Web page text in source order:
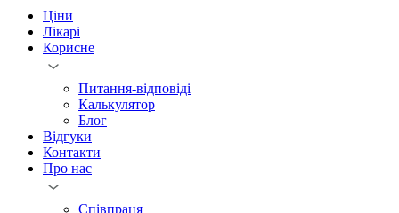
Ціни
Лікарі
Корисне
Питання-відповіді
Калькулятор
Блог
Відгуки
Контакти
Про нас
Співпраця